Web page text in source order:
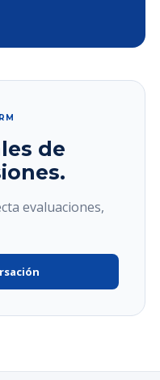
de
evaluaciones,